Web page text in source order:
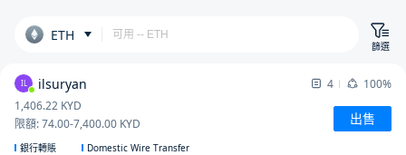
ETH
篩選
IL ilsuryan 4
100%
1,406.22 KYD
限額:74.00-7,400.00 KYD 出售
銀行轉賬
Domestic Wire Transfer